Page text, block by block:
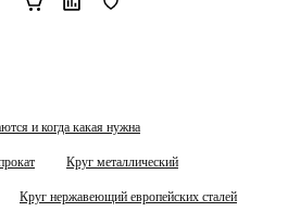
и когда какая нужна
Круг металлический
Круг нержавеющий европейских сталей